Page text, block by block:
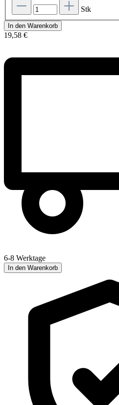
Stk
In den Warenkorb
19,58 €
6-8 Werktage
In den Warenkorb